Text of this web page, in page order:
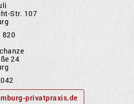
Str. 107
820
24
privatpraxis.de